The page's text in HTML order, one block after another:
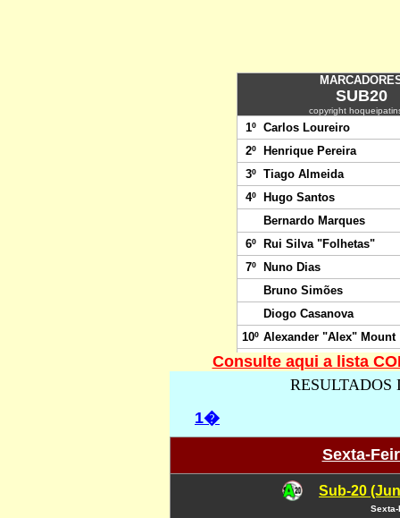
Consulte aqui a lista
RESULTADOS
1�
Sexta-
Sub-20